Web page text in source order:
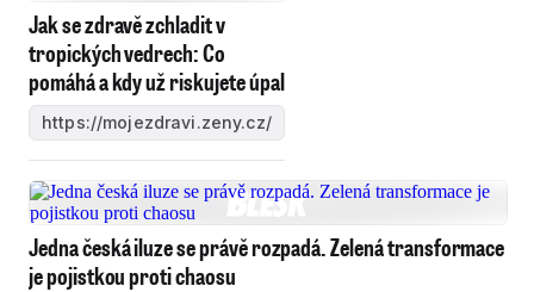
Jak se zdravě zchladit v
tropických vedrech: Co
pomáhá a kdy už riskujete úpal
https://mojezdravi.zeny.cz/
Jedna česká iluze se právě rozpadá. Zelená transformace
je pojistkou proti chaosu